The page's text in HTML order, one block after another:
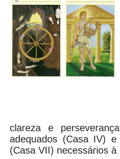
clareza e
adequados (Casa IV)
(Casa VII) necessários